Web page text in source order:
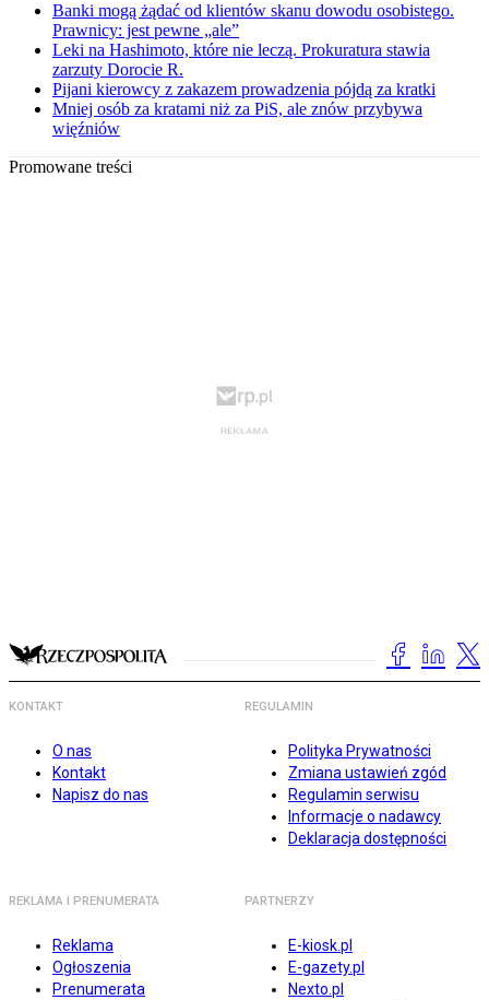
Banki mogą żądać od klientów skanu dowodu osobistego.
Prawnicy: jest pewne „ale”
Leki na Hashimoto, które nie leczą. Prokuratura stawia
zarzuty Dorocie R.
Pijani kierowcy z zakazem prowadzenia pójdą za kratki
Mniej osób za kratami niż za PiS, ale znów przybywa
więźniów
Promowane treści
KONTAKT
O nas
Kontakt
Napisz do nas
REGULAMIN
Polityka Prywatności
Zmiana ustawień zgód
Regulamin serwisu
Informacje o nadawcy
Deklaracja dostępności
REKLAMA I PRENUMERATA
Reklama
Ogłoszenia
Prenumerata
PARTNERZY
E-kiosk.pl
E-gazety.pl
Nexto.pl